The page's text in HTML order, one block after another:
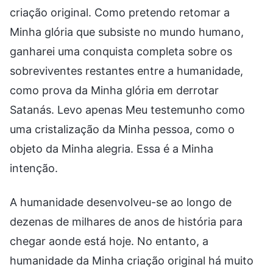
criação original. Como pretendo retomar a
Minha glória que subsiste no mundo humano,
ganharei uma conquista completa sobre os
sobreviventes restantes entre a humanidade,
como prova da Minha glória em derrotar
Satanás. Levo apenas Meu testemunho como
uma cristalização da Minha pessoa, como o
objeto da Minha alegria. Essa é a Minha
intenção.
A humanidade desenvolveu-se ao longo de
dezenas de milhares de anos de história para
chegar aonde está hoje. No entanto, a
humanidade da Minha criação original há muito